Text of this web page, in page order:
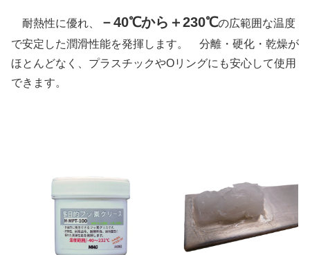
耐熱性に優れ、 －40℃から＋230℃の広範囲な温度
で安定した潤滑性能を発揮します。
分離・硬化・乾燥が
ほとんどなく、プラスチックやOリングにも安心して使用
できます。